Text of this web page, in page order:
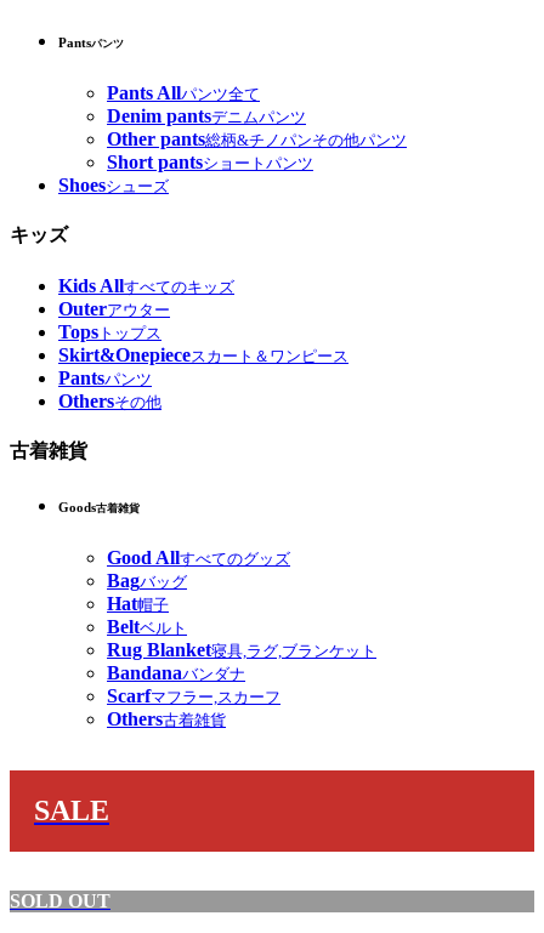
Pantsパンツ
Pants Allパンツ全て
Denim pantsデニムパンツ
Other pants総柄&チノパンその他パンツ
Short pantsショートパンツ
Shoesシューズ
キッズ
Kids Allすべてのキッズ
Outerアウター
Tops トップス
Skirt&Onepieceスカート＆ワンピース
Pantsパンツ
Othersその他
古着雑貨
Goods古着雑貨
Good Allすべてのグッズ
Bagバッグ
Hat帽子
Beltベルト
Rug Blanket寝具,ラグ,ブランケット
Bandanaバンダナ
Scarfマフラー,スカーフ
Others古着雑貨
SALE
SOLD OUT